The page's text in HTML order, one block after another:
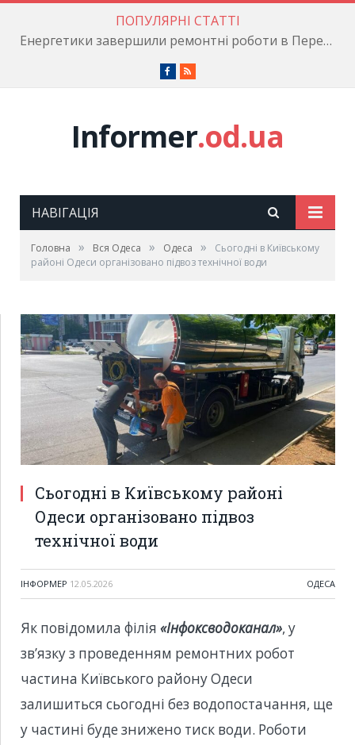
ПОПУЛЯРНІ СТАТТІ
Енергетики завершили ремонтні роботи в Пересипському районі
Facebook
RSS
Informer.od.ua
НАВІГАЦІЯ
Головна » Вся Одеса » Одеса »
Сьогодні в Київському
районі Одеси організовано підвоз технічної води
Сьогодні в Київському районі
Одеси організовано підвоз
технічної води
ІНФОРМЕР 12.05.2026 ОДЕСА
Як повідомила філія «Інфоксводоканал», у
зв’язку з проведенням ремонтних робот
частина Київського району Одеси
залишиться сьогодні без водопостачання, ще
у частині буде знижено тиск води. Роботи